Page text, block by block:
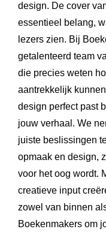
design. De cover
essentieel belang,
lezers zien. Bij
getalenteerd team
die precies weten
aantrekkelijk
design perfect past
jouw verhaal. We
juiste beslissingen
opmaak en design,
voor het oog wordt.
creatieve input
zowel van binnen
Boekenmakers om